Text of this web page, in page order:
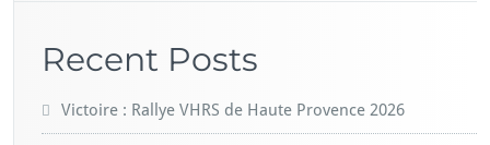
Recent Posts
Victoire : Rallye VHRS de Haute Provence 2026